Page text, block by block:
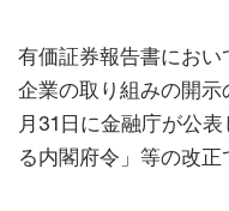
有価証券報告書にお
企業の取り組みの開示
月31日に金融庁が公
る内閣府令」等の改正